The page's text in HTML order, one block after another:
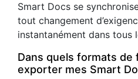
Smart Docs se
tout changement
instantanément dans tous
Dans quels formats de
exporter mes Smart